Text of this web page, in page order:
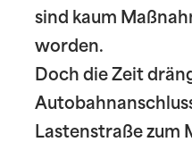
sind kaum
worden.
Doch die Zeit
Lastenstraße zum